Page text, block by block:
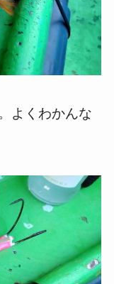
よくわかんな